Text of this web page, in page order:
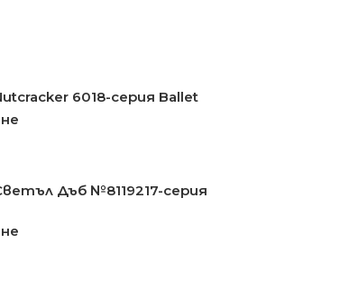
6018-серия Ballet
Дъб №8119217-серия